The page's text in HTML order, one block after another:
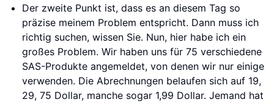
Der zweite Punkt ist, dass es an diesem Tag so
präzise meinem Problem entspricht. Dann muss ich
richtig suchen, wissen Sie. Nun, hier habe ich ein
großes Problem. Wir haben uns für 75 verschiedene
SAS-Produkte angemeldet, von denen wir nur einige
verwenden. Die Abrechnungen belaufen sich auf 19,
29, 75 Dollar, manche sogar 1,99 Dollar. Jemand hat